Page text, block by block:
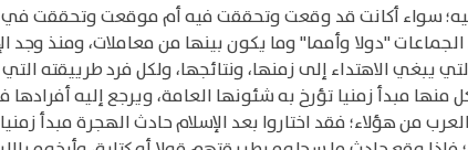
إليه؛ سواء أكانت قد وقعت وتحققت فيه أم موقعت وتحققت
"دولا وأمما" وما يكون بينها من معاملات، ومنذ وجد
يبغي الاهتداء إلى زمنها، ونتائجها، ولكل فرد طرييقته
منها مبدأ زمنيا تؤرخ به شئونها العامة، ويرجع إليه
من هؤلاء؛ فقد اختاروا بعد الإسلام حادث الهجرة مبدأ